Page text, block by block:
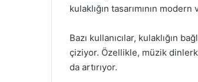
kulaklığın tasarımının
Bazı kullanıcılar, kulaklığın
çiziyor. Özellikle, müzik
da artırıyor.